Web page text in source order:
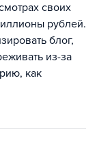
своих
рублей.
блог,
из-за
как